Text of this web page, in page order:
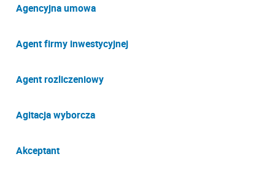
Agencyjna umowa
Agent firmy inwestycyjnej
Agent rozliczeniowy
Agitacja wyborcza
Akceptant